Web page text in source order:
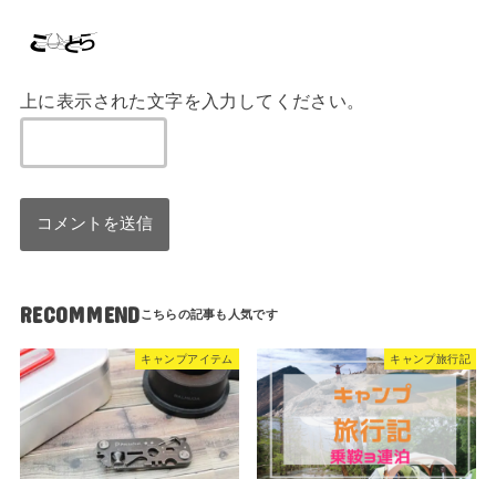
上に表示された文字を入力してください。
RECOMMEND
キャンプアイテム キャンプ旅行記